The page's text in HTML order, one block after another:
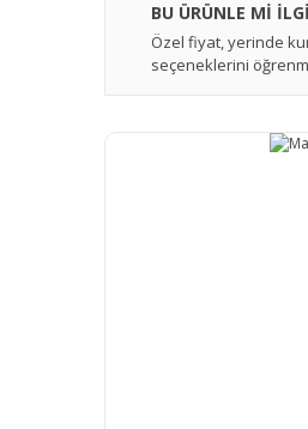
BU ÜRÜNLE Mİ
Özel fiyat, yerinde
seçeneklerini